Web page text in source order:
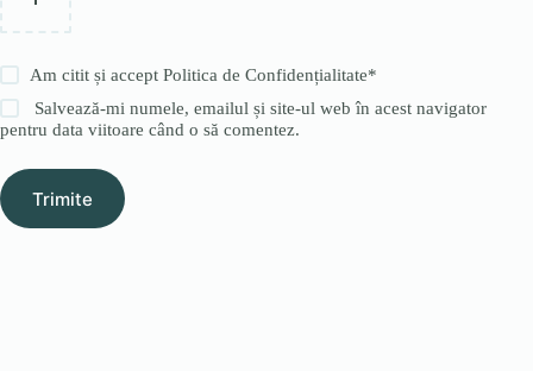
Am citit și acceptPolitica de Confidențialitate*
Salvează-mi numele, emailul și site-ul web în acest navigator
pentru data viitoare când o să comentez.
Trimite